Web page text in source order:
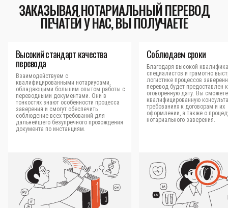
ЗАКАЗЫВАЯ НОТАРИАЛЬНЫЙ ПЕРЕВОД
ПЕЧАТЕЙ У НАС, ВЫ ПОЛУЧАЕТЕ
Высокий стандарт качества
перевода
Взаимодействуем с
квалифицированными нотариусами,
обладающими большим опытом работы с
переводными документами. Они в
тонкостях знают особенности процесса
заверения и смогут обеспечить
соблюдение всех требований для
дальнейшего безупречного прохождения
документа по инстанциям.
Соблюдаем сроки
Благодаря высокой
специалистов и грамотно
логистике процессов
перевод будет предоставлен
оговоренную дату. Вы
квалифицированную
требованиях к договорам и их
оформлении, а также о
нотариального заверения.